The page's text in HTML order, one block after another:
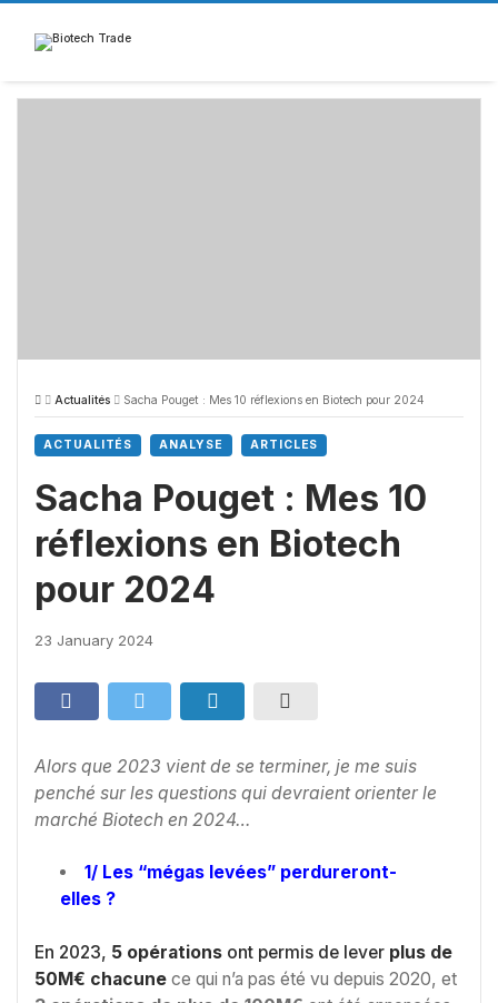
Skip
content
Actualités Sacha Pouget : Mes 10 réflexions en Biotech pour 2024
ACTUALITÉS ANALYSE ARTICLES
Sacha Pouget : Mes 10
réflexions en Biotech
pour 2024
23 January 2024
Alors que 2023 vient de se terminer, je me suis
penché sur les questions qui devraient orienter le
marché Biotech en 2024…
1/ Les “mégas levées” perdureront-
elles ?
En 2023, 5 opérations ont permis de lever plus de
50M€ chacune ce qui n’a pas été vu depuis 2020, et